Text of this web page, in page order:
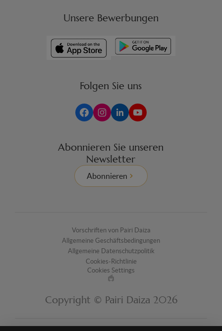
Unsere Bewerbungen
Folgen Sie uns
Abonnieren Sie unseren
Newsletter
Abonnieren
Vorschriften von Pairi Daiza
Allgemeine Geschäftsbedingungen
Allgemeine Datenschutzpolitik
Cookies-Richtlinie
Cookies Settings
Made
by
Copyright © Pairi Daiza 2026